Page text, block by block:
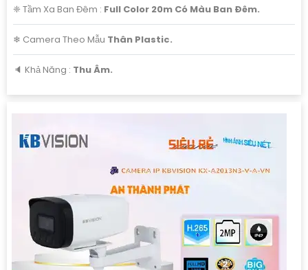
❈ Tầm Xa Ban Đêm : Full Color 20m Có Màu Ban Ðêm.
❄ Camera Theo Mẫu Thân Plastic.
️🔈 Khả Năng : Thu Âm.